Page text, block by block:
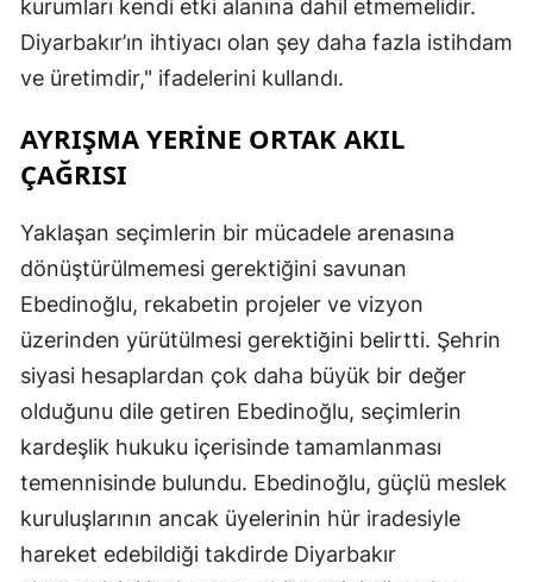
kurumları kendi etki alanına dahil etmemelidir.
Diyarbakır’ın ihtiyacı olan şey daha fazla istihdam
ve üretimdir," ifadelerini kullandı.
AYRIŞMA YERİNE ORTAK AKIL
ÇAĞRISI
Yaklaşan seçimlerin bir mücadele arenasına
dönüştürülmemesi gerektiğini savunan
Ebedinoğlu, rekabetin projeler ve vizyon
üzerinden yürütülmesi gerektiğini belirtti. Şehrin
siyasi hesaplardan çok daha büyük bir değer
olduğunu dile getiren Ebedinoğlu, seçimlerin
kardeşlik hukuku içerisinde tamamlanması
temennisinde bulundu. Ebedinoğlu, güçlü meslek
kuruluşlarının ancak üyelerinin hür iradesiyle
hareket edebildiği takdirde Diyarbakır